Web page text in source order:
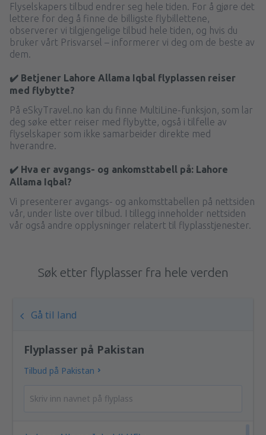
Flyselskapers tilbud endrer seg hele tiden. For å gjøre det
lettere for deg å finne de billigste flybillettene,
observerer vi tilgjengelige tilbud hele tiden, og hvis du
bruker vårt Prisvarsel – informerer vi deg om de beste av
dem.
✔️ Betjener Lahore Allama Iqbal flyplassen reiser
med flybytte?
På eSkyTravel.no kan du finne MultiLine-funksjon, som lar
deg søke etter reiser med flybytte, også i tilfelle av
flyselskaper som ikke samarbeider direkte med
hverandre.
✔️ Hva er avgangs- og ankomsttabell på: Lahore
Allama Iqbal?
Vi presenterer avgangs- og ankomsttabellen på nettsiden
vår, under liste over tilbud. I tillegg inneholder nettsiden
vår også andre opplysninger relatert til flyplasstjenester.
Søk etter flyplasser fra hele verden
Gå til land
Flyplasser på Pakistan
Tilbud på Pakistan